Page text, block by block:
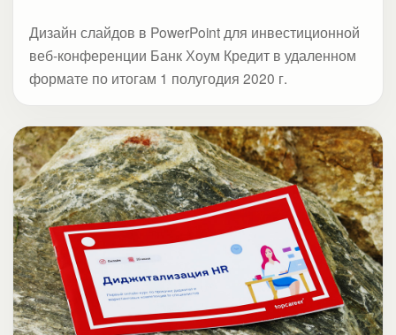
Дизайн слайдов в PowerPoint для инвестиционной
веб-конференции Банк Хоум Кредит в удаленном
формате по итогам 1 полугодия 2020 г.